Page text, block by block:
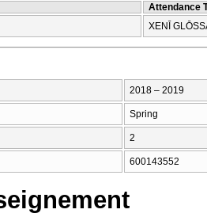
Attendance
XENĪ
2018 – 2019
Spring
2
600143552